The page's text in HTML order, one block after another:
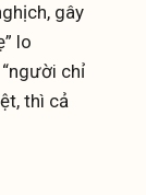
gây
lo
chỉ
thì cả